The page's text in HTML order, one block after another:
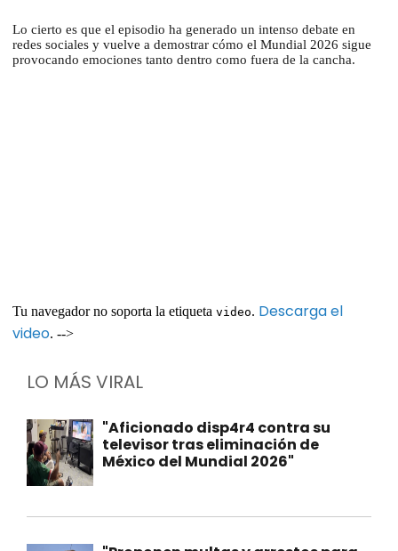
Lo cierto es que el episodio ha generado un intenso debate en
redes sociales y vuelve a demostrar cómo el Mundial 2026 sigue
provocando emociones tanto dentro como fuera de la cancha.
Tu navegador no soporta la etiqueta video. Descarga el
video. -->
LO MÁS VIRAL
"Aficionado disp4r4 contra su
televisor tras eliminación de
México del Mundial 2026"